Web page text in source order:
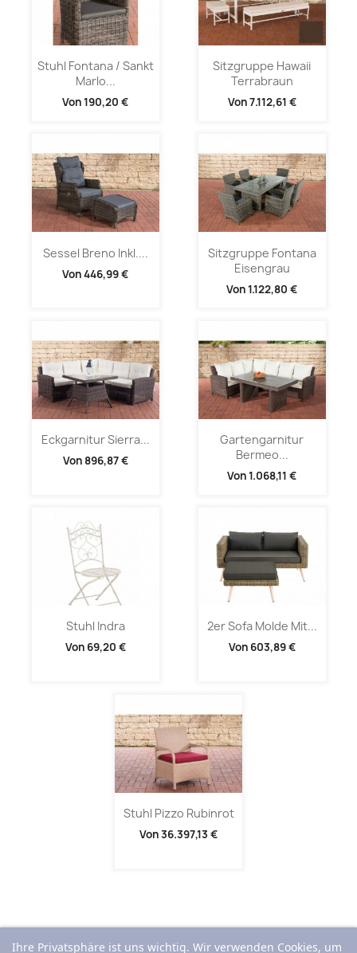
Stuhl Fontana / Sankt
Marlo...
Von190,20 €
Sitzgruppe Hawaii
Terrabraun
Von7.112,61 €
Sessel Breno Inkl....
Von446,99 €
Sitzgruppe Fontana
Eisengrau
Von1.122,80 €
Eckgarnitur Sierra...
Von 896,87 €
Gartengarnitur
Bermeo...
Von1.068,11 €
Stuhl Indra
Von 69,20 €
2er Sofa Molde Mit...
Von 603,89 €
Stuhl Pizzo Rubinrot
Von36.397,13 €
Ihre Privatsphäre ist uns wichtig. Wir verwenden Cookies, um